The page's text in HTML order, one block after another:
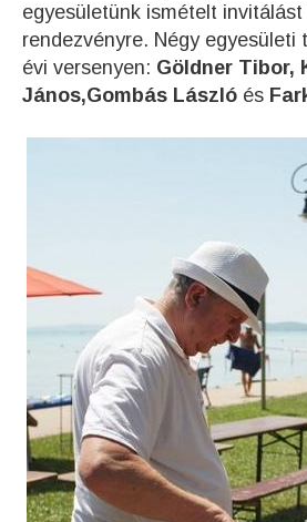
egyesületünk ismételt
rendezvényre. Négy egyesületi
évi versenyen: Göldner Tibor,
János,Gombás László és